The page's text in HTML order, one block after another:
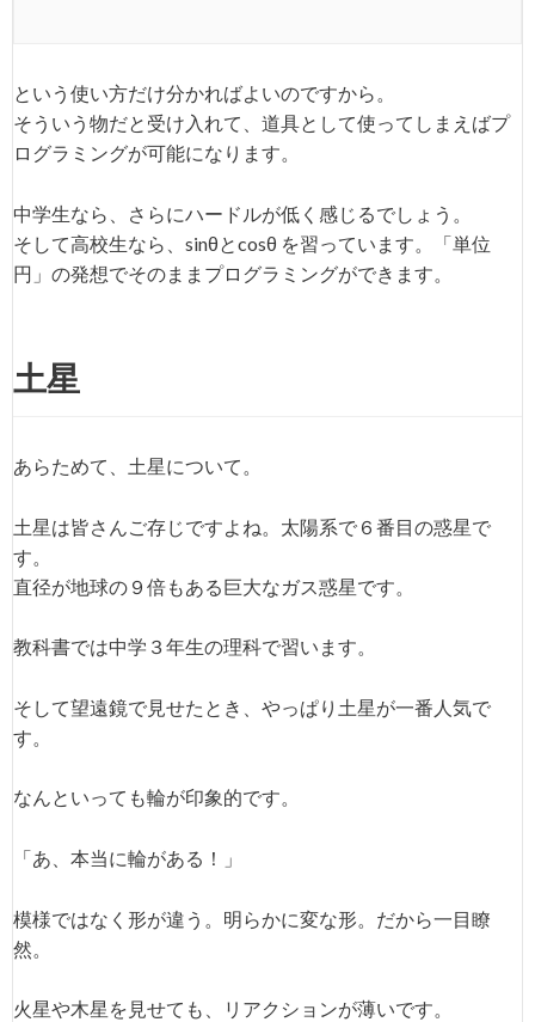
という使い方だけ分かればよいのですから。
そういう物だと受け入れて、道具として使ってしまえばプ
ログラミングが可能になります。
中学生なら、さらにハードルが低く感じるでしょう。
そして高校生なら、sinθとcosθ を習っています。「単位
円」の発想でそのままプログラミングができます。
土星
あらためて、土星について。
土星は皆さんご存じですよね。太陽系で６番目の惑星で
す。
直径が地球の９倍もある巨大なガス惑星です。
教科書では中学３年生の理科で習います。
そして望遠鏡で見せたとき、やっぱり土星が一番人気で
す。
なんといっても輪が印象的です。
「あ、本当に輪がある！」
模様ではなく形が違う。明らかに変な形。だから一目瞭
然。
火星や木星を見せても、リアクションが薄いです。